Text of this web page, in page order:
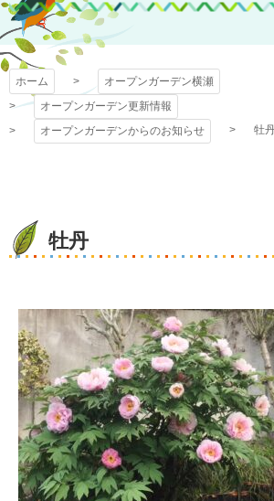
プ
ホーム
オープンガーデン横瀬
オープンガーデン更新情報
オープンガーデンからのお知らせ
牡
牡丹